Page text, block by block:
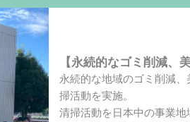
【永続的なゴミ削減、
永続的な地域のゴミ削減
掃活動を実施。
清掃活動を日本中の事業地